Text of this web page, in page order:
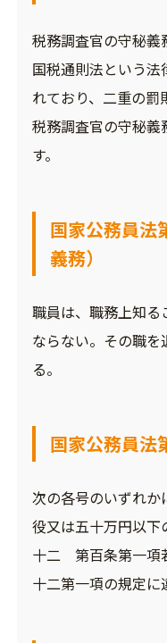
税務調査官の守秘義
国税通則法という
れており、二重の罰
税務調査官の守秘義
す。
国家公務員法
義務）
職員は、職務上知る
ならない。その職
る。
国家公務員法
次の各号のいずれか
役又は五十万円以下
十二 第百条第一項
十二第一項の規定